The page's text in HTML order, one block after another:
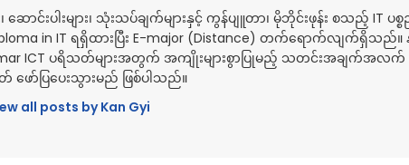
င်းပါးများ၊ သုံးသပ်ချက်များနှင့် ကွန်ပျူတာ၊ မိုဘိုင်းဖုန်း စသည့် IT ပစ္စည်
in IT ရရှိထားပြီး E-major (Distance) တက်ရောက်လျက်ရှိသည်။
ICT ပရိသတ်များအတွက် အကျိုးများစွာပြုမည့် သတင်းအချက်အလက်
ဖော်ပြပေးသွားမည် ဖြစ်ပါသည်။
all posts by Kan Gyi